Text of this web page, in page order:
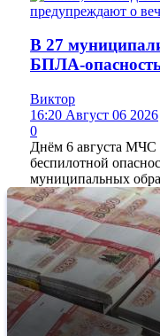
В 27
БПЛА-
Виктор
16:20 Август 06 2026
0
Днём 6 августа МЧС
беспилотной
муниципальных